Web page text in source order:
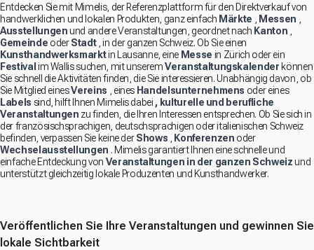
Entdecken Sie mit Mimelis, der Referenzplattform für den Direktverkauf von
handwerklichen und lokalen Produkten, ganz einfach Märkte Messen
Ausstellungenund andere Veranstaltungen, geordnet nach Kanton
Gemeinde oderStadt, in der ganzen Schweiz. Ob Sie einen
Kunsthandwerksmarktin Lausanne, eine Messe in Zürich oder ein
Festivalim Wallis suchen, mit unseremVeranstaltungskalenderkönnen
Sie schnell die Aktivitäten finden, die Sie interessieren. Unabhängig davon, ob
Sie Mitglied einesVereins , eines Handelsunternehmens oder eines
Labels sind, hilft Ihnen Mimelis dabei , kulturelle und berufliche
Veranstaltungen zu finden, die Ihren Interessen entsprechen. Ob Sie sich in
der französischsprachigen, deutschsprachigen oder italienischen Schweiz
befinden, verpassen Sie keine derShows Konferenzen oder
Wechselausstellungen . Mimelis garantiert Ihnen eine schnelle und
einfache Entdeckung von Veranstaltungen in der ganzen Schweizund
unterstützt gleichzeitig lokale Produzenten und Kunsthandwerker.
Veröffentlichen Sie Ihre Veranstaltungen und gewinnen Sie
lokale Sichtbarkeit